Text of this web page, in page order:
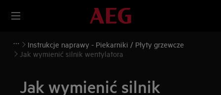
Instrukcje naprawy - Piekarniki / Płyty grzewcze
Jak wymienić silnik wentylatora
Jak wymienić silnik